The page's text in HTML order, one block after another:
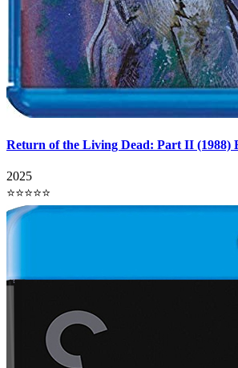
Return of the Living Dead: Part II (1988)
2025
⭐⭐⭐⭐⭐